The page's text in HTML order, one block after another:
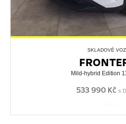
SKLADOVÉ
Mild-hybrid Edition
533 990 Kč s